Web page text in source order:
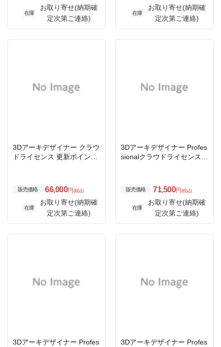
在庫
お取り寄せ(納期確
定次第ご連絡)
在庫
お取り寄せ(納期確
定次第ご連絡)
3Dアーキデザイナー クラウ
ドライセンス 更新ポイント
販売価格 66,000円 (税込)
在庫
お取り寄せ(納期確
定次第ご連絡)
3Dアーキデザイナー Profes
sionalクラウドライセンス
販売価格 71,500円 (税込)
在庫
お取り寄せ(納期確
定次第ご連絡)
3Dアーキデザイナー Profes
3Dアーキデザイナー Profes